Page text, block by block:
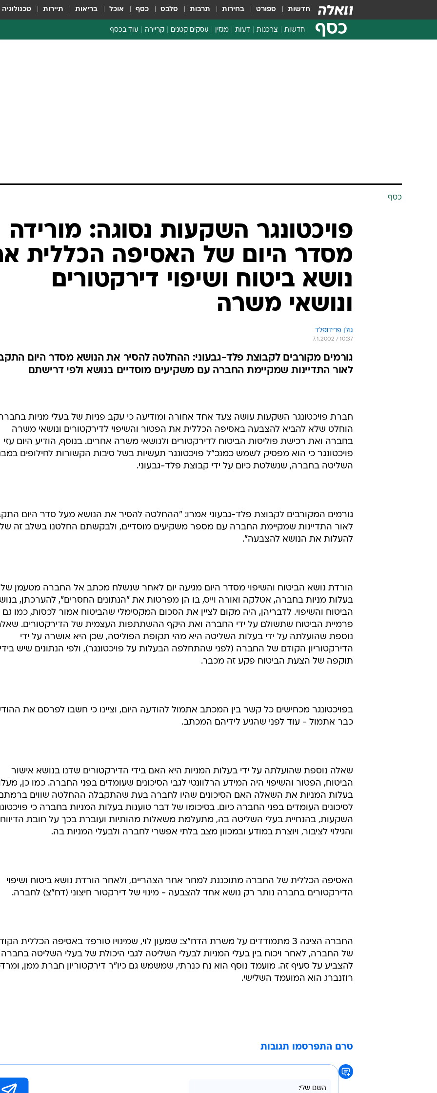
חדשות ספורט בחירות תרבות סלבס כסף אוכל בריאות תיירות טכנולוגיה
כסף חדשות צרכנות דעות מגזין עסקים קטנים קריירה עוד בכסף
כסף
פויכטונגר השקעות נסוגה: מורידה
מסדר היום של האסיפה הכללית
נושא ביטוח ושיפוי דירקטורים
ונושאי משרה
גולן פרידנפלד
7.1.2002 / 10:37
גורמים מקורבים לקבוצת פלד-גבעוני: ההחלטה להסיר את הנושא מסדר היום
לאור התדיינות שמקיימת החברה עם משקיעים מוסדיים בנושא ולפי דרישתם
חברת פויכטונגר השקעות עושה צעד אחד אחורה ומודיעה כי עקב פניות של בעלי מניות
הוחלט שלא להביא להצבעה באסיפה הכללית את הפטור והשיפוי לדירקטורים ונושאי משרה
בחברה ואת רכישת פוליסות הביטוח לדירקטורים ולנושאי משרה אחרים. בנוסף, הודיע היום עזי
פויכטונגר כי הוא מפסיק לשמש כמנכ"ל פויכטונגר תעשיות בשל סיבות הקשורות לחילופים
השליטה בחברה, שנשלטת כיום על ידי קבוצת פלד-גבעוני.
גורמים המקורבים לקבוצת פלד-גבעוני אמרו: "ההחלטה להסיר את הנושא מעל סדר היום
לאור התדיינות שמקיימת החברה עם מספר משקיעים מוסדיים, ולבקשתם החלטנו בשלב זה
להעלות את הנושא להצבעה".
הורדת נושא הביטוח והשיפוי מסדר היום מגיעה יום לאחר שנשלח מכתב אל החברה מטעמן של
בעלות מניות בחברה, אטלקה ואורה וייס, בו הן מפרטות את "הנתונים החסרים", להערכתן,
הביטוח והשיפוי. לדבריהן, היה מקום לציין את הסכום המקסימלי שהביטוח אמור לכסות, כמו
פרמיית הביטוח שתשולם על ידי החברה ואת היקף ההשתתפות העצמית של הדירקטורים.
נוספת שהועלתה על ידי בעלות השליטה היא מהי תקופת הפוליסה, שכן היא אושרה על ידי
הדירקטוריון הקודם של החברה (לפני שהתחלפה הבעלות על פויכטונגר), ולפי הנתונים שיש
תוקפה של הצעת הביטוח פקע זה מכבר.
בפויכטונגר מכחישים כל קשר בין המכתב אתמול להודעה היום, וציינו כי חשבו לפרסם את
כבר אתמול - עוד לפני שהגיע לידיהם המכתב.
שאלה נוספת שהועלתה על ידי בעלות המניות היא האם בידי הדירקטורים שדנו בנושא אישור
הביטוח, הפטור והשיפוי היה המידע הרלוונטי לגבי הסיכונים שעומדים בפני החברה. כמו כן,
בעלות המניות את השאלה האם הסיכונים שהיו לחברה בעת שהתקבלה ההחלטה שווים
לסיכונים העומדים בפני החברה כיום. בסיכומו של דבר טוענות בעלות המניות בחברה כי
השקעות, בהנחיית בעלי השליטה בה, מתעלמת משאלות מהותיות ועוברת בכך על חובת הדיווח
והגילוי לציבור, ויוצרת במודע ובמכוון מצב בלתי אפשרי לחברה ולבעלי המניות בה.
האסיפה הכללית של החברה מתוכננת למחר אחר הצהריים, ולאחר הורדת נושא ביטוח ושיפוי
הדירקטורים בחברה נותר רק נושא אחד להצבעה - מינוי של דירקטור חיצוני (דח"צ) לחברה.
החברה הציגה 3 מתמודדים על משרת הדח"צ: שמעון לוי, שמינויו טורפד באסיפה הכללית
של החברה, לאחר ויכוח בין בעלי המניות לבעלי השליטה לגבי היכולת של בעלי השליטה בחברה
להצביע על סעיף זה. מועמד נוסף הוא נח כנרתי, שמשמש גם כיו"ר דירקטוריון חברת ממן,
רוזנברג הוא המועמד השלישי.
טרם התפרסמו תגובות